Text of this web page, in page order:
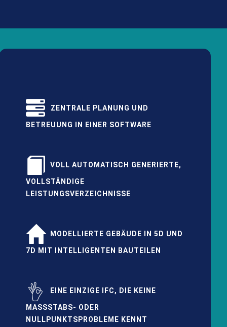
ZENTRALE PLANUNG UND
BETREUUNG IN EINER SOFTWARE
VOLL AUTOMATISCH GENERIERTE,
VOLLSTÄNDIGE
LEISTUNGSVERZEICHNISSE
MODELLIERTE GEBÄUDE IN 5D UND
7D MIT INTELLIGENTEN BAUTEILEN
EINE EINZIGE IFC, DIE KEINE
MASSSTABS- ODER N
ULLPUNKTSPROBLEME KENNT